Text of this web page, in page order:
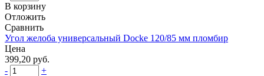
В корзину
Отложить
Сравнить
Угол желоба универсальный Docke 120/85 мм пломбир
Цена
399,20 руб.
-
+